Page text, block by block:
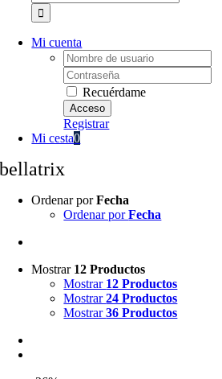
Mi cuenta
Username:
Password:
Recuérdame
Registrar
Mi cesta0
bellatrix
Ordenar porFecha
Ordenar porFecha
Mostrar 12 Productos
Mostrar 12 Productos
Mostrar24 Productos
Mostrar36 Productos